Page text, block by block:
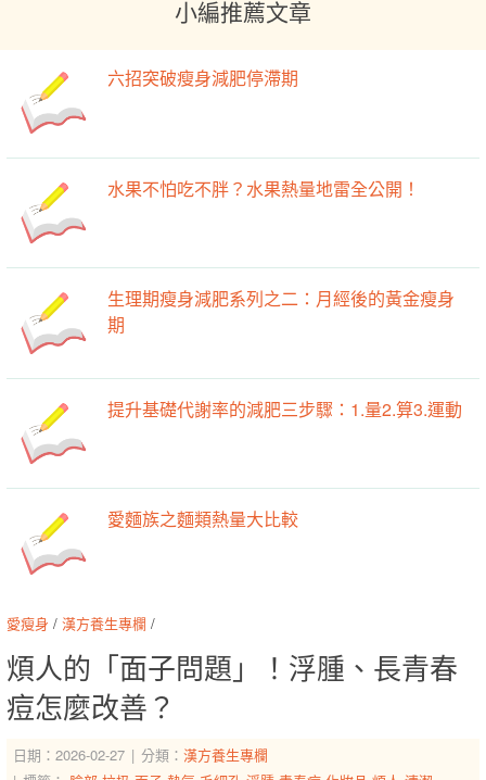
小編推薦文章
六招突破瘦身減肥停滯期
水果不怕吃不胖？水果熱量地雷全公開！
生理期瘦身減肥系列之二：月經後的黃金瘦身
期
提升基礎代謝率的減肥三步驟：1.量2.算3.運動
愛麵族之麵類熱量大比較
愛瘦身 / 漢方養生專欄 /
煩人的「面子問題」！浮腫、長青春
痘怎麼改善？
日期：2026-02-27 分類： 漢方養生專欄